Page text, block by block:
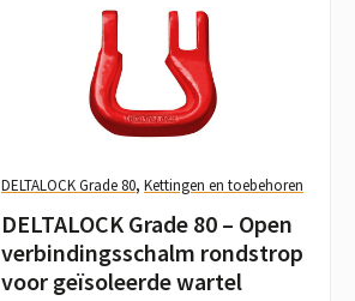
DELTALOCK Grade 80, Kettingen en toebehoren
DELTALOCK Grade 80 – Open
verbindingsschalm rondstrop
voor geïsoleerde wartel